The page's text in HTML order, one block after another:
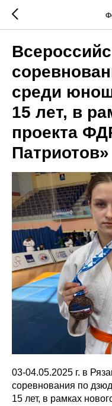
среди
15 лет, в
проекта
Патриотов»
03-04.05.2025 г. в
соревнования по
15 лет, в рамках